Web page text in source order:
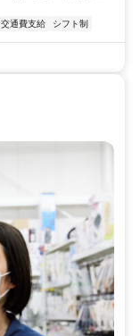
交通費支給 シフト制